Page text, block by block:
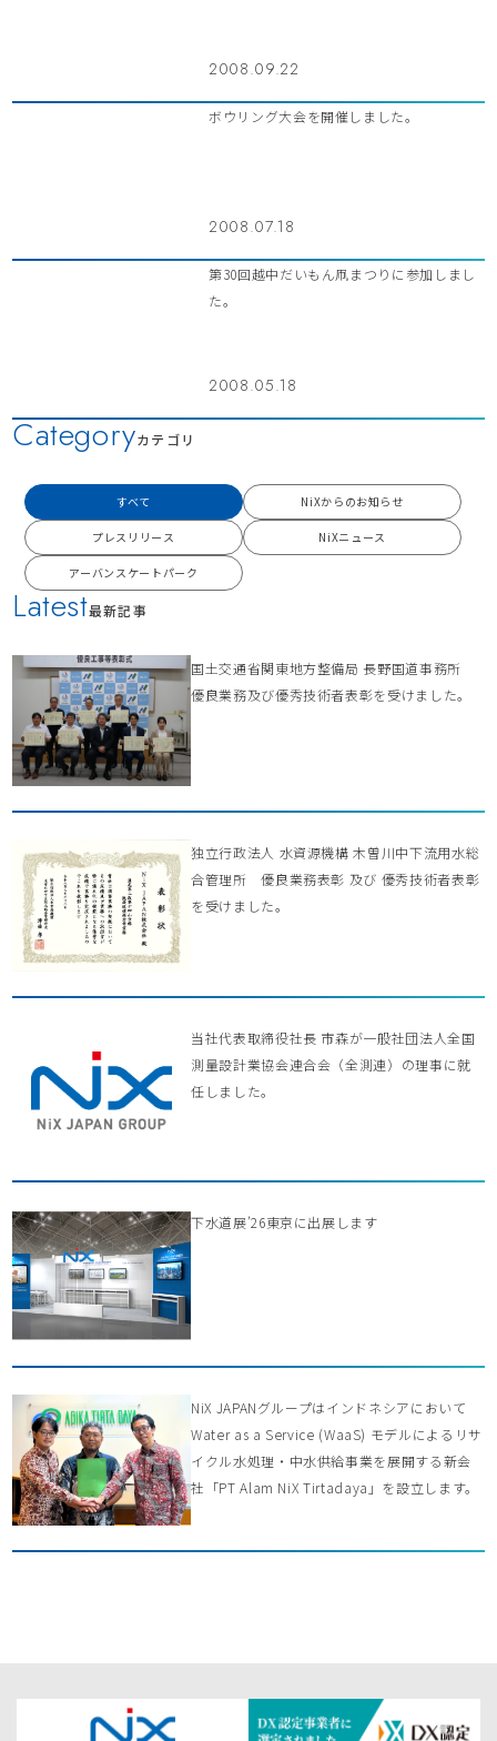
2008.09.22
ボウリング大会を開催しました。
2008.07.18
第30回越中だいもん凧まつりに参加しまし
た。
2008.05.18
Latest最新記事
国土交通省関東地方整備局 長野国道事務所
優良業務及び優秀技術者表彰を受けました。
独立行政法人 水資源機構 木曽川中下流用水総
合管理所 優良業務表彰 及び 優秀技術者表彰
を受けました。
当社代表取締役社長 市森が一般社団法人全国
測量設計業協会連合会（全測連）の理事に就
任しました。
下水道展’26東京に出展します
NiX JAPANグループはインドネシアにおいて
Water as a Service (WaaS) モデルによるリサ
イクル水処理・中水供給事業を展開する新会
社「PT Alam NiX Tirtadaya」を設立します。
Categoryカテゴリ
すべて NiXからのお知らせ
プレスリリース NiXニュース
アーバンスケートパーク